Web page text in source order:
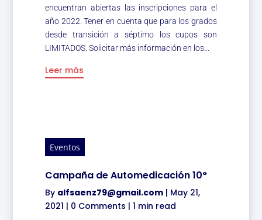
encuentran abiertas las inscripciones para el
año 2022. Tener en cuenta que para los grados
desde transición a séptimo los cupos son
LIMITADOS. Solicitar más información en los...
Leer más
Eventos
Campaña de Automedicación 10°
By alfsaenz79@gmail.com | May 21,
2021 | 0 Comments |1 min read